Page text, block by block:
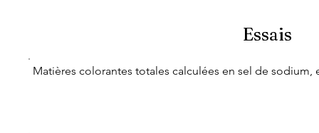
Essais
Matières colorantes totales calculées en sel de sodium,